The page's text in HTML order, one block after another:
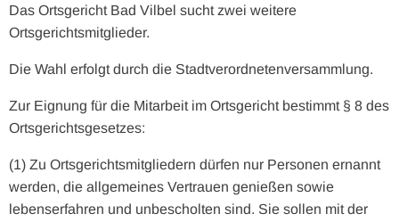
Das Ortsgericht Bad Vilbel sucht zwei weitere
Ortsgerichtsmitglieder.
Die Wahl erfolgt durch die Stadtverordnetenversammlung.
Zur Eignung für die Mitarbeit im Ortsgericht bestimmt § 8 des
Ortsgerichtsgesetzes:
(1) Zu Ortsgerichtsmitgliedern dürfen nur Personen ernannt
werden, die allgemeines Vertrauen genießen sowie
lebenserfahren und unbescholten sind. Sie sollen mit der